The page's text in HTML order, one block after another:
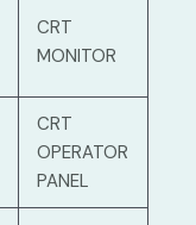
CRT
MONITOR
CRT
OPERATOR
PANEL